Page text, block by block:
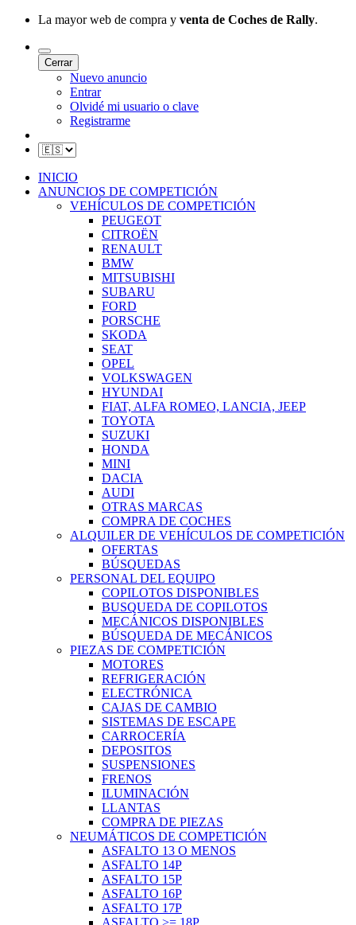
La mayor web de compra y venta de Coches de Rally.
Cerrar
Nuevo anuncio
Entrar
Olvidé mi usuario o clave
Registrarme
INICIO
ANUNCIOS DE COMPETICIÓN
VEHÍCULOS DE COMPETICIÓN
PEUGEOT
CITROËN
RENAULT
BMW
MITSUBISHI
SUBARU
FORD
PORSCHE
SKODA
SEAT
OPEL
VOLKSWAGEN
HYUNDAI
FIAT, ALFA ROMEO, LANCIA, JEEP
TOYOTA
SUZUKI
HONDA
MINI
DACIA
AUDI
OTRAS MARCAS
COMPRA DE COCHES
ALQUILER DE VEHÍCULOS DE COMPETICIÓN
OFERTAS
BÚSQUEDAS
PERSONAL DEL EQUIPO
COPILOTOS DISPONIBLES
BUSQUEDA DE COPILOTOS
MECÁNICOS DISPONIBLES
BÚSQUEDA DE MECÁNICOS
PIEZAS DE COMPETICIÓN
MOTORES
REFRIGERACIÓN
ELECTRÓNICA
CAJAS DE CAMBIO
SISTEMAS DE ESCAPE
CARROCERÍA
DEPOSITOS
SUSPENSIONES
FRENOS
ILUMINACIÓN
LLANTAS
COMPRA DE PIEZAS
NEUMÁTICOS DE COMPETICIÓN
ASFALTO 13 O MENOS
ASFALTO 14P
ASFALTO 15P
ASFALTO 16P
ASFALTO 17P
ASFALTO >= 18P